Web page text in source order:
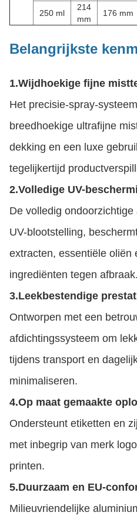
250 ml
214
mm
176 mm
Belangrijkste
1.Wijdhoekige fijne
Het precisie-spray-
breedhoekige ultrafijne
dekking en een luxe
tegelijkertijd
2.Volledige UV-
De volledig
UV-blootstelling,
extracten, essentiële oliën
ingrediënten tegen afbraak.
3.Leekbestendige
Ontworpen met een
afdichtingssysteem om
tijdens transport en
minimaliseren.
4.Op maat gemaakte
Ondersteunt etiketten en
met inbegrip van merk
printen.
5.Duurzaam en EU-
Milieuvriendelijke